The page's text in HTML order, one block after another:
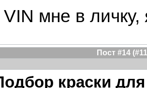
мне в
Пост #14
краски